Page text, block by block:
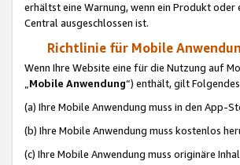
erhältst eine Warnung, wenn ein Produkt oder
Central ausgeschlossen ist.
Richtlinie für Mobile
Wenn Ihre Website eine für die Nutzung auf
„Mobile Anwendung“) enthält, gilt
(a) Ihre Mobile Anwendung muss in den App-
(b) Ihre Mobile Anwendung muss kostenlos
(c) Ihre Mobile Anwendung muss originäre